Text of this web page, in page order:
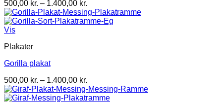
500,00 kr. – 1.400,00 kr.
500,00 kr.
til
Vis
Plakater
Gorilla plakat
500,00 kr. – 1.400,00 kr.
500,00 kr.
til